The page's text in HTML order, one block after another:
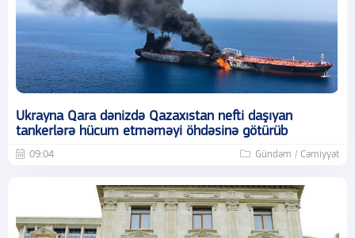
Ukrayna Qara dənizdə Qazaxıstan nefti daşıyan
tankerlərə hücum etməməyi öhdəsinə götürüb
09:04 Gündəm / Cəmiyyət